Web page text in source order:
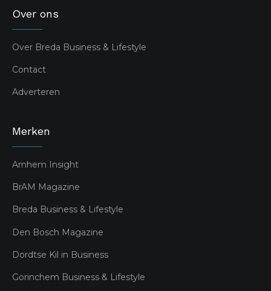
Over ons
Over Breda Business & Lifestyle
Contact
Adverteren
Merken
Arnhem Insight
BrAM Magazine
Breda Business & Lifestyle
Den Bosch Magazine
Dordtse Kil in Business
Gorinchem Business & Lifestyle